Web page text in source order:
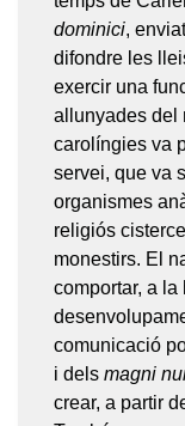
dominici,
difondre les
exercir una
allunyades del
carolíngies va
servei, que va
organismes
religiós
monestirs. El
comportar, a la
comunicació
i dels magni
crear, a partir